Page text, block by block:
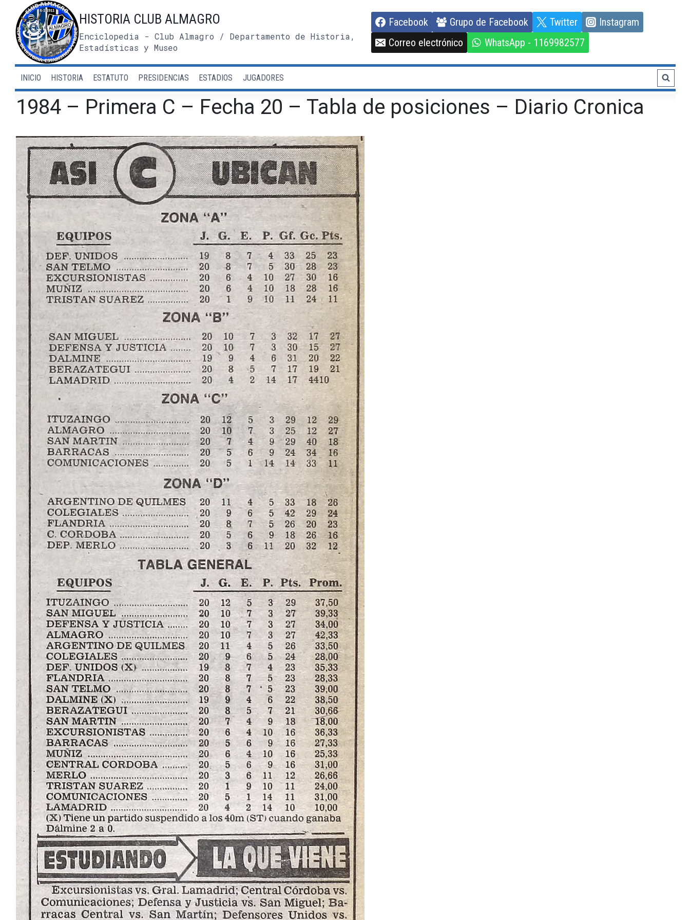
contenido
HISTORIA CLUB ALMAGRO
Enciclopedia - Club Almagro / Departamento de Historia,
Estadísticas y Museo
Facebook Grupo de Facebook Twitter
Instagram
Correo electrónico
WhatsApp - 1169982577
INICIO HISTORIA ESTATUTO PRESIDENCIAS ESTADIOS JUGADORES
1984 – Primera C – Fecha 20 – Tabla de posiciones – Diario Cronica